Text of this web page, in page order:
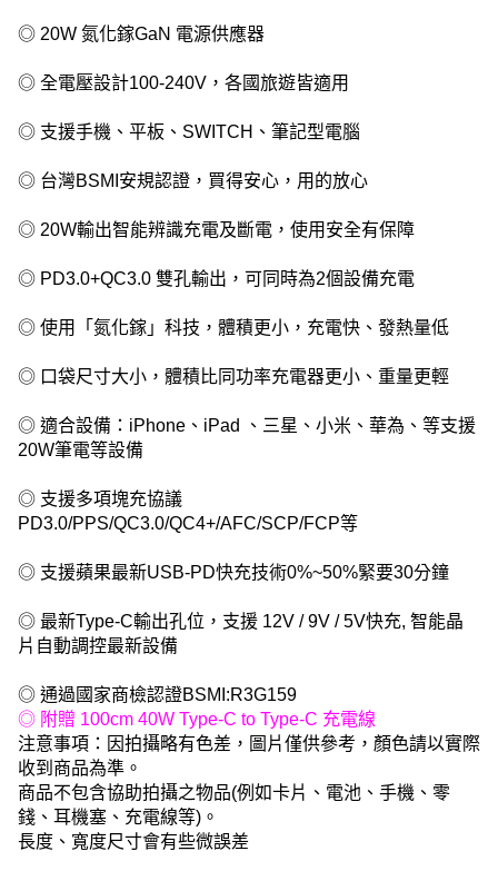
◎ 20W 氮化鎵GaN 電源供應器
◎ 全電壓設計100-240V，各國旅遊皆適用
◎ 支援手機、平板、SWITCH、筆記型電腦
◎ 台灣BSMI安規認證，買得安心，用的放心
◎ 20W輸出智能辨識充電及斷電，使用安全有保障
◎ PD3.0+QC3.0 雙孔輸出，可同時為2個設備充電
◎ 使用「氮化鎵」科技，體積更小，充電快、發熱量低
◎ 口袋尺寸大小，體積比同功率充電器更小、重量更輕
◎ 適合設備：iPhone、iPad 、三星、小米、華為、等支援
20W筆電等設備
◎ 支援多項塊充協議
PD3.0/PPS/QC3.0/QC4+/AFC/SCP/FCP等
◎ 支援蘋果最新USB-PD快充技術0%~50%緊要30分鐘
◎ 最新Type-C輸出孔位，支援 12V / 9V / 5V快充, 智能晶
片自動調控最新設備
◎ 通過國家商檢認證BSMI:R3G159
◎ 附贈 100cm 40W Type-C to Type-C 充電線
注意事項：因拍攝略有色差，圖片僅供參考，顏色請以實際
收到商品為準。
商品不包含協助拍攝之物品(例如卡片、電池、手機、零
錢、耳機塞、充電線等)。
長度、寬度尺寸會有些微誤差